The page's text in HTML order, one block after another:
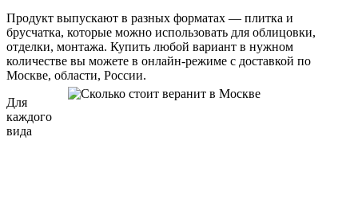
Продукт выпускают в разных форматах — плитка и
брусчатка, которые можно использовать для облицовки,
отделки, монтажа. Купить любой вариант в нужном
количестве вы можете в онлайн-режиме с доставкой по
Москве, области, России.
Для
каждого
вида